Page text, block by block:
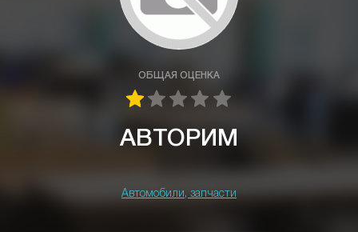
ОБЩАЯ ОЦЕНКА
АВТОРИМ
Автомобили, запчасти